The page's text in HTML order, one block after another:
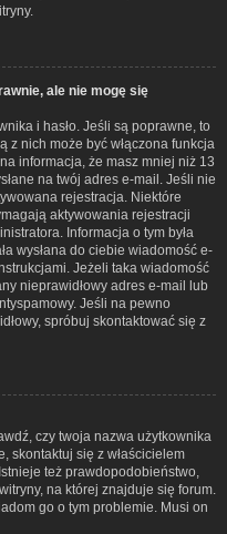
ale nie mogę się
i hasło. Jeśli są poprawne, to
z nich może być włączona funkcja
informacja, że masz mniej niż 13
na twój adres e-mail. Jeśli nie
rejestracja. Niektóre
aktywowania rejestracji
Informacja o tym była
wysłana do ciebie wiadomość e-
Jeżeli taka wiadomość
nieprawidłowy adres e-mail lub
Jeśli na pewno
spróbuj skontaktować się z
czy twoja nazwa użytkownika
skontaktuj się z właścicielem
też prawdopodobieństwo,
na której znajduje się forum.
go o tym problemie. Musi on